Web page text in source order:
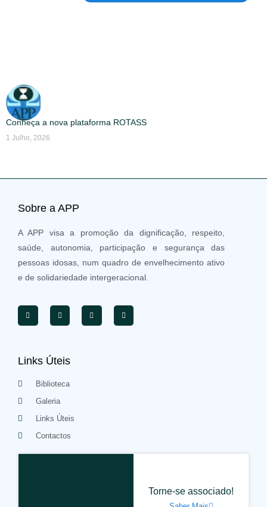
Conheça a nova plataforma ROTASS
1 Julho, 2026
Sobre a APP
A APP visa a promoção da dignificação, respeito,
saúde, autonomia, participação e segurança das
pessoas idosas, num quadro de envelhecimento ativo
e de solidariedade intergeracional.
Links Úteis
Biblioteca
Galeria
Links Úteis
Contactos
Torne-se associado!